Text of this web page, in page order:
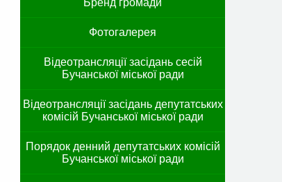
Бренд громади
Фотогалерея
Відеотрансляції засідань сесій
Бучанської міської ради
Відеотрансляції засідань депутатських
комісій Бучанської міської ради
Порядок денний депутатських комісій
Бучанської міської ради